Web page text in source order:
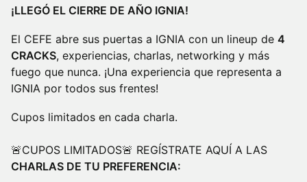
¡LLEGÓ EL CIERRE DE AÑO IGNIA!
El CEFE abre sus puertas a IGNIA con un lineup de 4
CRACKS, experiencias, charlas, networking y más
fuego que nunca. ¡Una experiencia que representa a
IGNIA por todos sus frentes!
Cupos limitados en cada charla.
🚨CUPOS LIMITADOS🚨 REGÍSTRATE AQUÍ A LAS
CHARLAS DE TU PREFERENCIA: